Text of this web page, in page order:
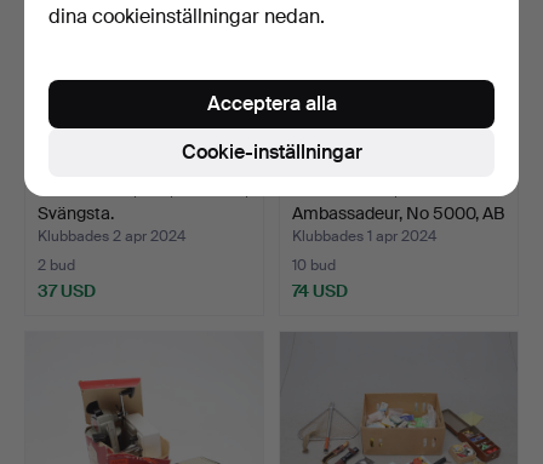
Svängsta.
Klubbades 2 apr 2024
2 bud
37 USD
Ambassadeur, No 5000, AB
U…
Klubbades 1 apr 2024
10 bud
74 USD
dina cookieinställningar nedan.
Cookie-inställningar
Acceptera alla